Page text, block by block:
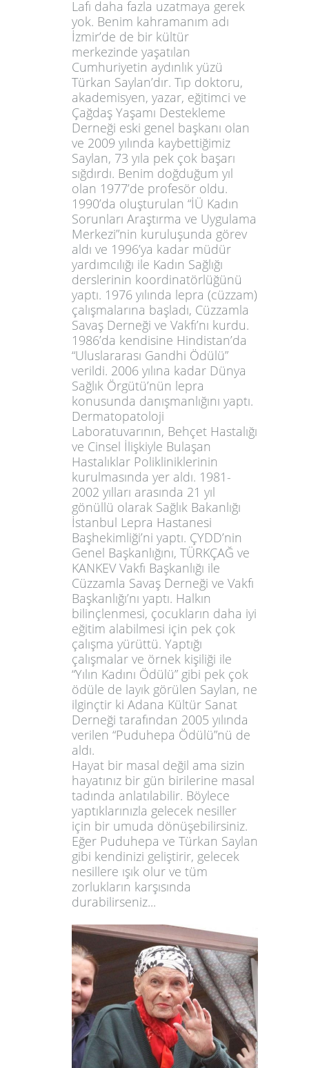
Lafı daha fazla uzatmaya gerek
yok. Benim kahramanım adı
İzmir’de de bir kültür
merkezinde yaşatılan
Cumhuriyetin aydınlık yüzü
Türkan Saylan’dır. Tıp doktoru,
akademisyen, yazar, eğitimci ve
Çağdaş Yaşamı Destekleme
Derneği eski genel başkanı olan
ve 2009 yılında kaybettiğimiz
Saylan, 73 yıla pek çok başarı
sığdırdı. Benim doğduğum yıl
olan 1977’de profesör oldu.
1990’da oluşturulan “İÜ Kadın
Sorunları Araştırma ve Uygulama
Merkezi”nin kuruluşunda görev
aldı ve 1996’ya kadar müdür
yardımcılığı ile Kadın Sağlığı
derslerinin koordinatörlüğünü
yaptı. 1976 yılında lepra (cüzzam)
çalışmalarına başladı, Cüzzamla
Savaş Derneği ve Vakfı’nı kurdu.
1986’da kendisine Hindistan’da
“Uluslararası Gandhi Ödülü”
verildi. 2006 yılına kadar Dünya
Sağlık Örgütü’nün lepra
konusunda danışmanlığını yaptı.
Dermatopatoloji
Laboratuvarının, Behçet Hastalığı
ve Cinsel İlişkiyle Bulaşan
Hastalıklar Polikliniklerinin
kurulmasında yer aldı. 1981-
2002 yılları arasında 21 yıl
gönüllü olarak Sağlık Bakanlığı
İstanbul Lepra Hastanesi
Başhekimliği’ni yaptı. ÇYDD’nin
Genel Başkanlığını, TÜRKÇAĞ ve
KANKEV Vakfı Başkanlığı ile
Cüzzamla Savaş Derneği ve Vakfı
Başkanlığı’nı yaptı. Halkın
bilinçlenmesi, çocukların daha iyi
eğitim alabilmesi için pek çok
çalışma yürüttü. Yaptığı
çalışmalar ve örnek kişiliği ile
“Yılın Kadını Ödülü” gibi pek çok
ödüle de layık görülen Saylan, ne
ilginçtir ki Adana Kültür Sanat
Derneği tarafından 2005 yılında
verilen “Puduhepa Ödülü”nü de
aldı.
Hayat bir masal değil ama sizin
hayatınız bir gün birilerine masal
tadında anlatılabilir. Böylece
yaptıklarınızla gelecek nesiller
için bir umuda dönüşebilirsiniz.
Eğer Puduhepa ve Türkan Saylan
gibi kendinizi geliştirir, gelecek
nesillere ışık olur ve tüm
zorlukların karşısında
durabilirseniz...